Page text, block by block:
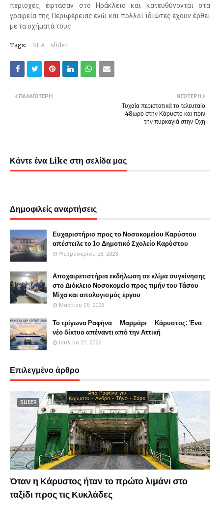
περιοχές, έφτασαν στο Ηράκλειο και κατευθύνονται στα
γραφεία της Περιφέρειας ενώ και πολλοί ιδιώτες έχουν έρθει
με τα οχήματά τους
Tags: ΝΕΑ slider
ΝΕΌΤΕΡΗ
Τυχαία περιστατικά το τελευταίο
48ωρο στην Κάρυστο και πριν
την πυρκαγιά στην Οχη
ΠΑΛΑΙΌΤΕΡΗ
Κάντε ένα Like στη σελίδα μας
Δημοφιλείς αναρτήσεις
Ευχαριστήριο προς το Νοσοκομείου Καρύστου
απέστειλε το 1o Δημοτικό Σχολείο Καρύστου
Φεβρουαρίου 28, 2023
Αποχαιρετιστήρια εκδήλωση σε κλίμα συγκίνησης
στο Διόκλειο Νοσοκομείο προς τιμήν του Τάσου
Μίχα και απολογισμός έργου
Μαρτίου 06, 2023
Το τρίγωνο Ραφήνα – Μαρμάρι – Κάρυστος: Ένα
νέο δίκτυο απέναντι από την Αττική
Ιουλίου 21, 2026
Επιλεγμένο άρθρο
SLIDER
Όταν η Κάρυστος ήταν το πρώτο λιμάνι στο
ταξίδι προς τις Κυκλάδες